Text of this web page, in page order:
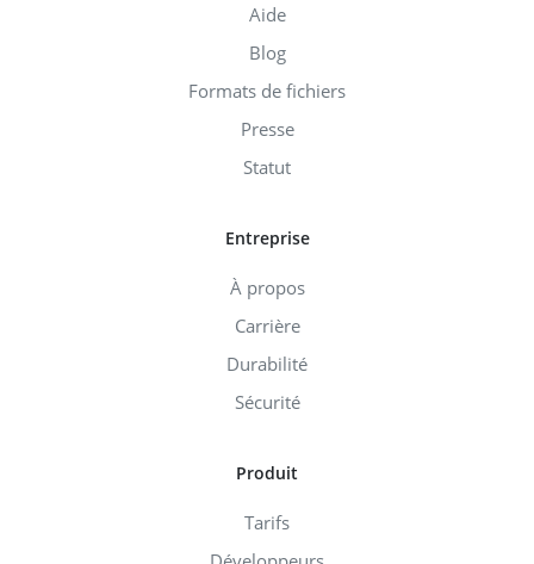
Aide
Blog
Formats de fichiers
Presse
Statut
Entreprise
À propos
Carrière
Durabilité
Sécurité
Produit
Tarifs